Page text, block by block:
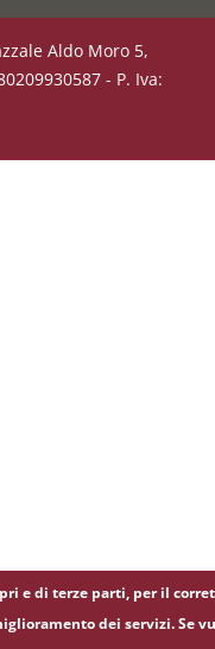
Aldo Moro 5,
- P. Iva:
e di terze parti, per il
dei servizi. Se